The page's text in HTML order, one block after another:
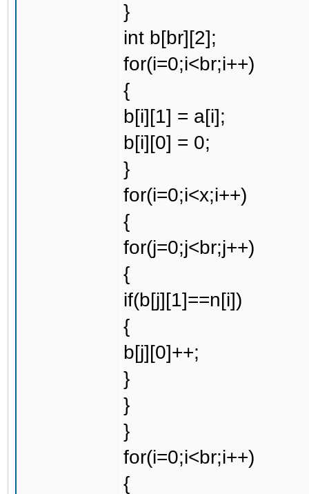
}
int b[br][2];
for(i=0;i<br;i++)
{
b[i][1] = a[i];
b[i][0] = 0;
}
for(i=0;i<x;i++)
{
for(j=0;j<br;j++)
{
if(b[j][1]==n[i])
{
b[j][0]++;
}
}
}
for(i=0;i<br;i++)
{